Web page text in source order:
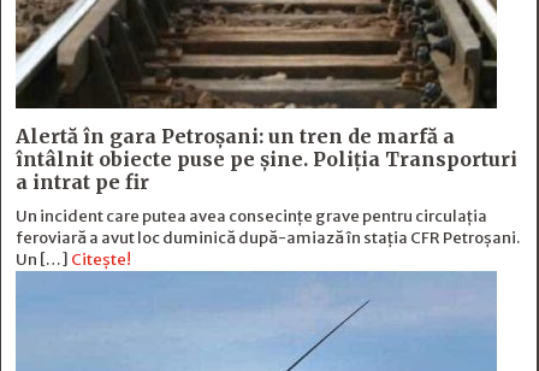
Alertă în gara Petroșani: un tren de marfă a
întâlnit obiecte puse pe șine. Poliția Transporturi
a intrat pe fir
Un incident care putea avea consecințe grave pentru circulația
feroviară a avut loc duminică după-amiază în stația CFR Petroșani.
Un […] Citește!